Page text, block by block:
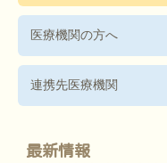
医療機関の方へ
連携先医療機関
最新情報